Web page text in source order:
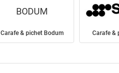
BODUM
Carafe & pichet Bodum Carafe &